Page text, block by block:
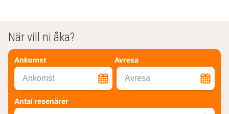
När vill ni åka?
Ankomst Avresa
Ankomst Avresa
Antal resenärer